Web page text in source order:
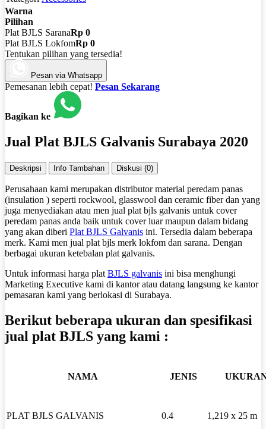
Warna
Pilihan
Plat BJLS SaranaRp 0
Plat BJLS LokfomRp 0
Tentukan pilihan yang tersedia!
Pesan via Whatsapp
Pemesanan lebih cepat! Pesan Sekarang
Bagikan ke
Jual Plat BJLS Galvanis Surabaya 2020
Deskripsi Info Tambahan Diskusi (0)
Perusahaan kami merupakan distributor material peredam panas
(insulation ) seperti rockwool, glasswool dan ceramic fiber dan yang
juga menyediakan atau men jual plat bjls galvanis untuk cover
peredam panas anda baik untuk cover luar maupun dalam bidang
yang akan diberi Plat BJLS Galvanis ini. Tersedia dalam beberapa
merk. Kami men jual plat bjls merk lokfom dan sarana. Dengan
berbagai ukuran ketebalan plat galvanis.
Untuk informasi harga plat BJLS galvanis ini bisa menghungi
Marketing Executive kami di kantor atau datang langsung ke kantor
pemasaran kami yang berlokasi di Surabaya.
Berikut beberapa ukuran dan spesifikasi
jual plat BJLS yang kami :
NAMA JENIS
PLAT BJLS GALVANIS 0.4 1,219 x 25 m